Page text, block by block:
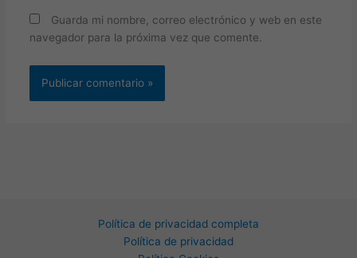
Guarda mi nombre, correo electrónico y web en este
navegador para la próxima vez que comente.
Política de privacidad completa
Política de privacidad